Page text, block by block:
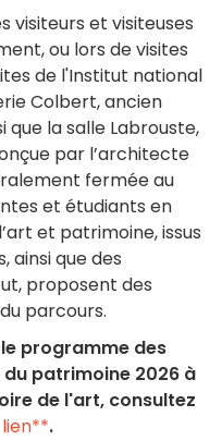
visiteurs et visiteuses
ou lors de visites
de l'Institut national
Colbert, ancien
que la salle Labrouste,
par l’architecte
fermée au
et étudiants en
et patrimoine, issus
ainsi que des
proposent des
parcours.
programme des
patrimoine 2026 à
de l'art, consultez
.